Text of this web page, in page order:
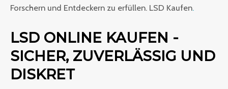
Forschern und Entdeckern zu erfüllen. LSD Kaufen.
LSD ONLINE KAUFEN -
SICHER, ZUVERLÄSSIG UND
DISKRET